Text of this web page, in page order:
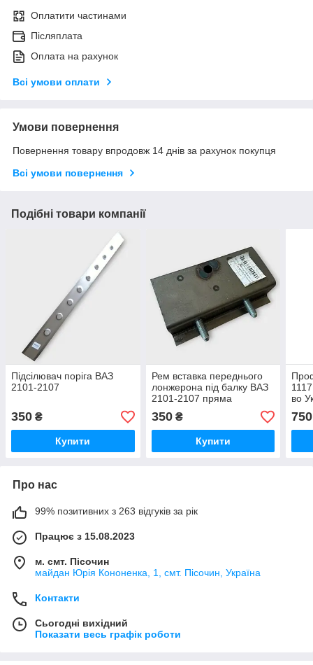
Оплатити частинами
Післяплата
Оплата на рахунок
Всі умови оплати
Умови повернення
Повернення товару впродовж 14 днів за рахунок покупця
Всі умови повернення
Подібні товари компанії
Підсілювач поріга ВАЗ
2101-2107
350 ₴
Купити
Рем вставка переднього
лонжерона під балку ВАЗ
2101-2107 пряма
350₴
Купити
во
750
Про нас
99% позитивних з 263 відгуків за рік
Працює з 15.08.2023
м. смт. Пісочин
майдан Юрія Кононенка, 1, смт. Пісочин, Україна
Контакти
Сьогодні вихідний
Показати весь графік роботи